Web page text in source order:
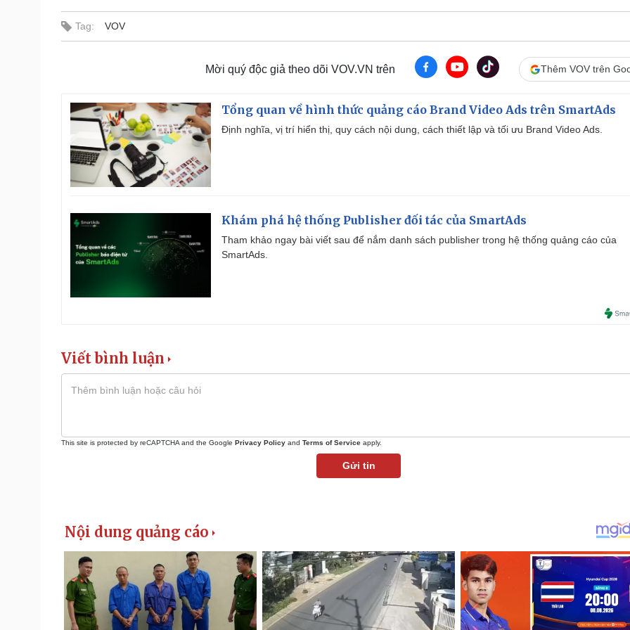
Tag: VOV
Mời quý độc giả theo dõi VOV.VN trên Thêm VOV trên
Tổng quan về hình thức quảng cáo Brand Video Ads trên SmartAds
Định nghĩa, vị trí hiển thị, quy cách nội dung, cách thiết lập và tối ưu Brand Video Ads.
Khám phá hệ thống Publisher đối tác của SmartAds
Tham khảo ngay bài viết sau để nắm danh sách publisher trong hệ thống quảng cáo của
SmartAds.
Viết bình luận
This site is protected by reCAPTCHA and the Google Privacy Policy and Terms of Service apply.
Gửi tin